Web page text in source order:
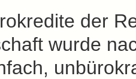
der
wurde